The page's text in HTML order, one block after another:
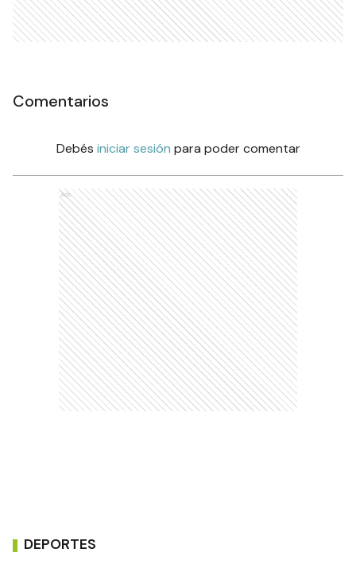
Comentarios
Debés iniciar sesión para poder comentar
Ads
DEPORTES